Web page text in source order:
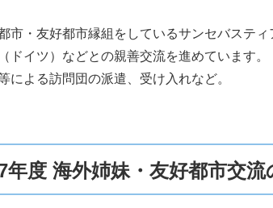
市・友好都市縁組をしているサンセバステ
ドイツ）などとの親善交流を進めています。
による訪問団の派遣、受け入れなど。
年度 海外姉妹・友好都市交流